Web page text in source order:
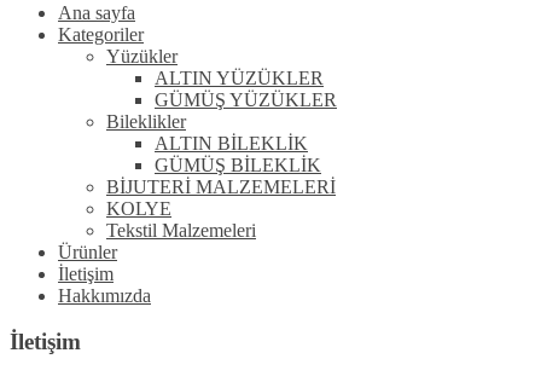
Ana sayfa
Kategoriler
Yüzükler
ALTIN YÜZÜKLER
GÜMÜŞ YÜZÜKLER
Bileklikler
ALTIN BİLEKLİK
GÜMÜŞ BİLEKLİK
BİJUTERİ MALZEMELERİ
KOLYE
Tekstil Malzemeleri
Ürünler
İletişim
Hakkımızda
İletişim